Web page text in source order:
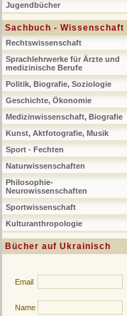
Jugendbücher
Sachbuch - Wissenschaft
Rechtswissenschaft
Sprachlehrwerke für Ärzte und
medizinische Berufe
Politik, Biografie, Soziologie
Geschichte, Ökonomie
Medizinwissenschaft, Biografie
Kunst, Aktfotografie, Musik
Sport - Fechten
Naturwissenschaften
Philosophie-
Neurowissenschaften
Sportwissenschaft
Kulturanthropologie
Bücher auf Ukrainisch
Email
Name